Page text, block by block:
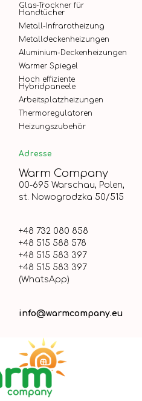
Glas-Trockner für
Handtücher
Metall-Infrarotheizung
Metalldeckenheizungen
Aluminium-Deckenheizungen
Warmer Spiegel
Hoch effiziente
Hybridpaneele
Arbeitsplatzheizungen
Thermoregulatoren
Heizungszubehör
Adresse
Warm Company
00-695 Warschau, Polen,
st. Nowogrodzka 50/515
+48 732 080 858
+48 515 588 578
+48 515 583 397
+48 515 583 397
(WhatsApp)
info@warmcompany.eu